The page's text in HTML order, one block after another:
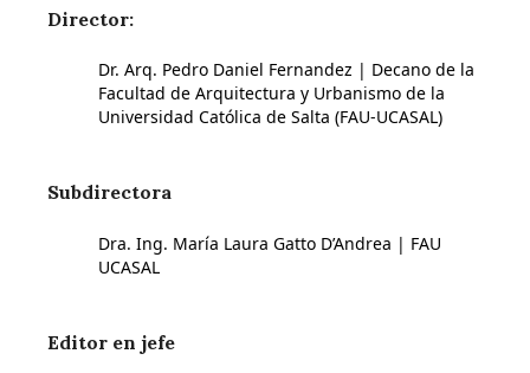
Director:
Dr. Arq. Pedro Daniel Fernandez | Decano de la
Facultad de Arquitectura y Urbanismo de la
Universidad Católica de Salta (FAU-UCASAL)
Subdirectora
Dra. Ing. María Laura Gatto D’Andrea | FAU
UCASAL
Editor en jefe